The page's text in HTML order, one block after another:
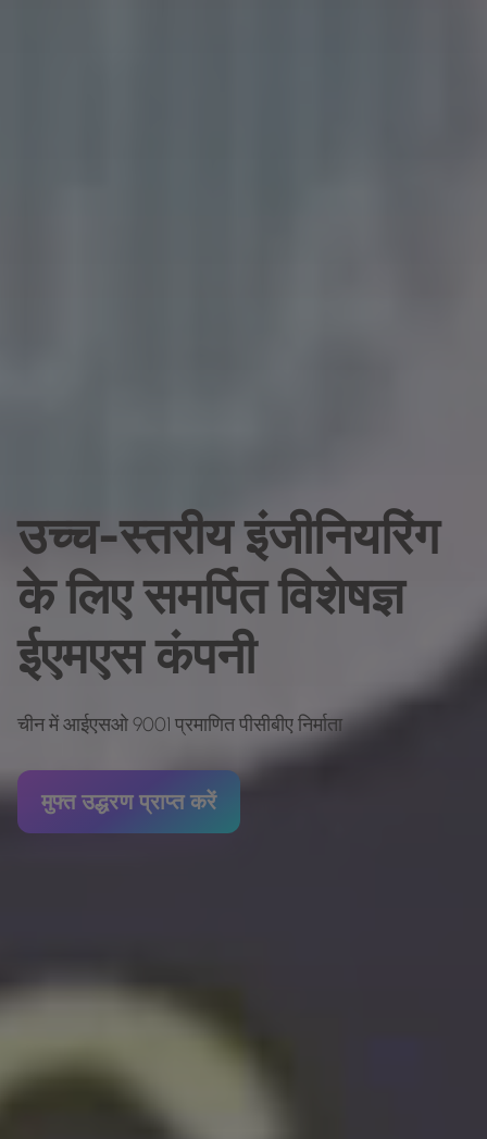
उच्च-स्तरीय इंजीनियरिंग
के लिए समर्पित विशेषज्ञ
ईएमएस कंपनी
चीन में आईएसओ 9001 प्रमाणित पीसीबीए निर्माता
मुफ्त उद्धरण प्राप्त करें